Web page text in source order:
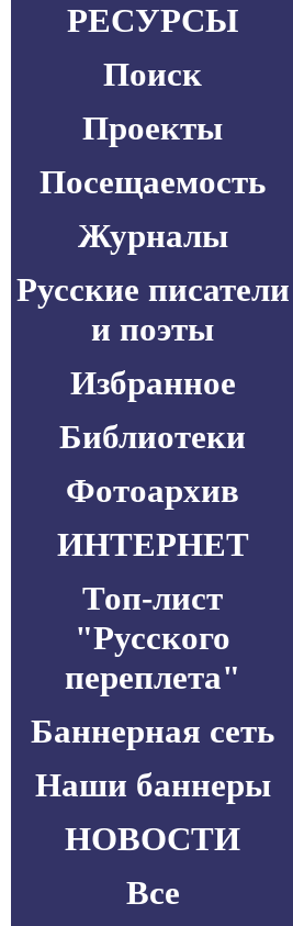
РЕСУРСЫ
Поиск
Проекты
Посещаемость
Журналы
Русские писатели
и поэты
Избранное
Библиотеки
Фотоархив
ИНТЕРНЕТ
Топ-лист
"Русского
переплета"
Баннерная сеть
Наши баннеры
НОВОСТИ
Все